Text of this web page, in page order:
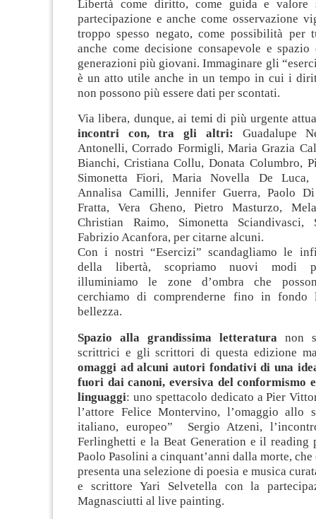
Libertà come diritto, come guida e valore
partecipazione e anche come osservazione
troppo spesso negato, come possibilità per
anche come decisione consapevole e spazio
generazioni più giovani. Immaginare gli
è un atto utile anche in un tempo in cui i
non possono più essere dati per scontati.
Via libera, dunque, ai temi di più urgente
incontri con, tra gli altri: Guadalupe
Antonelli, Corrado Formigli, Maria Grazia
Bianchi, Cristiana Collu, Donata Columbro,
Simonetta Fiori, Maria Novella De Luca,
Annalisa Camilli, Jennifer Guerra, Paolo
Fratta, Vera Gheno, Pietro Masturzo,
Christian Raimo, Simonetta Sciandivasci,
Fabrizio Acanfora, per citarne alcuni.
Con i nostri “Esercizi” scandagliamo le
della libertà, scopriamo nuovi modi
illuminiamo le zone d’ombra che
cerchiamo di comprenderne fino in fondo
bellezza.
Spazio alla grandissima letteratura non
scrittrici e gli scrittori di questa edizione
omaggi ad alcuni autori fondativi di una
fuori dai canoni, eversiva del conformismo
linguaggi: uno spettacolo dedicato a Pier
l’attore Felice Montervino, l’omaggio allo
italiano, europeo” Sergio Atzeni,
Ferlinghetti e la Beat Generation e il reading
Paolo Pasolini a cinquant’anni dalla morte,
presenta una selezione di poesia e musica
e scrittore Yari Selvetella con la
Magnasciutti al live painting.